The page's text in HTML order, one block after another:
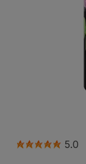
5.0